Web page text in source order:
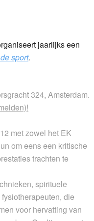
jaarlijks een
sport.
324, Amsterdam.
met zowel het EK
om eens een kritische
trachten te
spirituele
die
voor hervatting van